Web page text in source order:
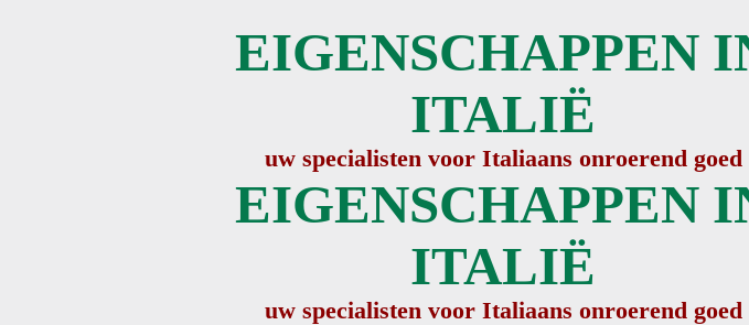
EIGENSCHAPPEN
ITALIË
uw specialisten voor Italiaans onroerend goed
EIGENSCHAPPEN
ITALIË
uw specialisten voor Italiaans onroerend goed